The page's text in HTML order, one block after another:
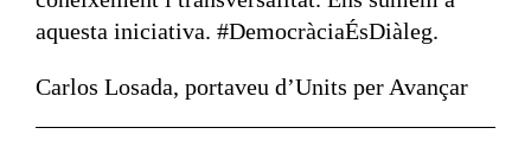
aquesta iniciativa. #DemocràciaÉsDiàleg.
Carlos Losada, portaveu d’Units per Avançar